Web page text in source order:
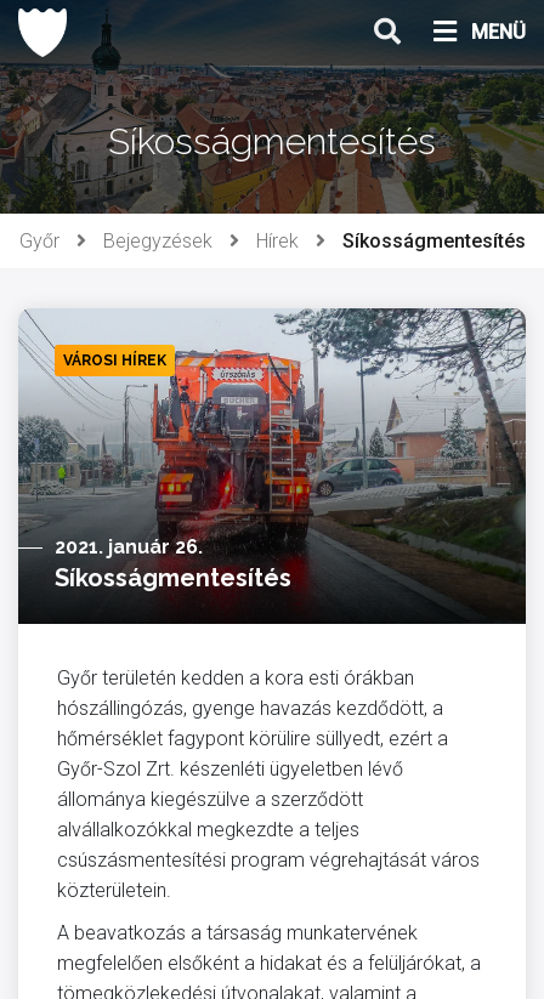
Ugrás
tartalomhoz
MENÜ
Síkosságmentesítés
Győr Bejegyzések Hírek Síkosságmentesítés
VÁROSI HÍREK
2021. január 26.
Síkosságmentesítés
Győr területén kedden a kora esti órákban
hószállingózás, gyenge havazás kezdődött, a
hőmérséklet fagypont körülire süllyedt, ezért a
Győr-Szol Zrt. készenléti ügyeletben lévő
állománya kiegészülve a szerződött
alvállalkozókkal megkezdte a teljes
csúszásmentesítési program végrehajtását város
közterületein.
A beavatkozás a társaság munkatervének
megfelelően elsőként a hidakat és a felüljárókat, a
tömegközlekedési útvonalakat, valamint a